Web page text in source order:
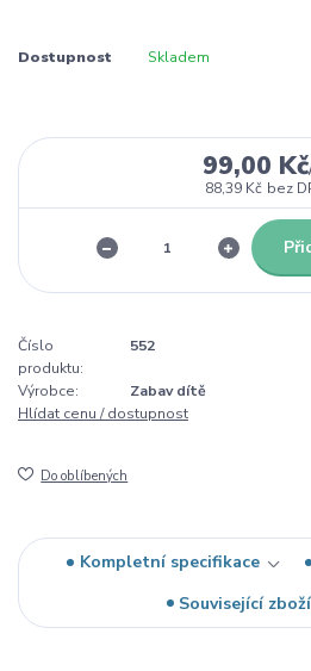
Dostupnost Skladem
99,00 Kč
88,39 Kč bez
Číslo
produktu:
552
Výrobce:
Zabav dítě
Hlídat cenu / dostupnost
Do oblíbených
Kompletní specifikace
Související zboží